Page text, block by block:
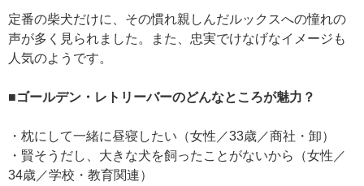
定番の柴犬だけに、その慣れ親しんだルックスへの憧れの
声が多く見られました。また、忠実でけなげなイメージも
人気のようです。
■ゴールデン・レトリーバーのどんなところが魅力？
・枕にして一緒に昼寝したい（女性／33歳／商社・卸）
・賢そうだし、大きな犬を飼ったことがないから（女性／
34歳／学校・教育関連）